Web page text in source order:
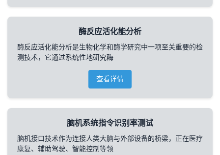
酶反应活化能分析
酶反应活化能分析是生物化学和酶学研究中一项至关重要的检
测技术，它通过系统性地研究酶
查看详情
脑机系统指令识别率测试
脑机接口技术作为连接人类大脑与外部设备的桥梁，正在医疗
康复、辅助驾驶、智能控制等领